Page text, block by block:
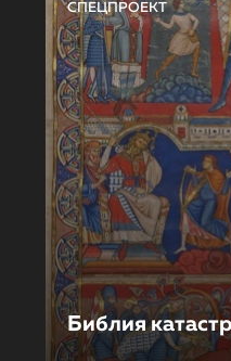
СПЕЦПРОЕКТ
Библия